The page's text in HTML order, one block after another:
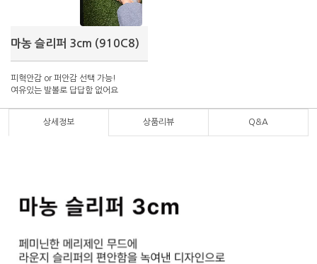
마농 슬리퍼 3cm (910C8)
피혁안감 or 퍼안감 선택 가능!
여유있는 발볼로 답답함 없어요
상세정보 상품리뷰 Q&A